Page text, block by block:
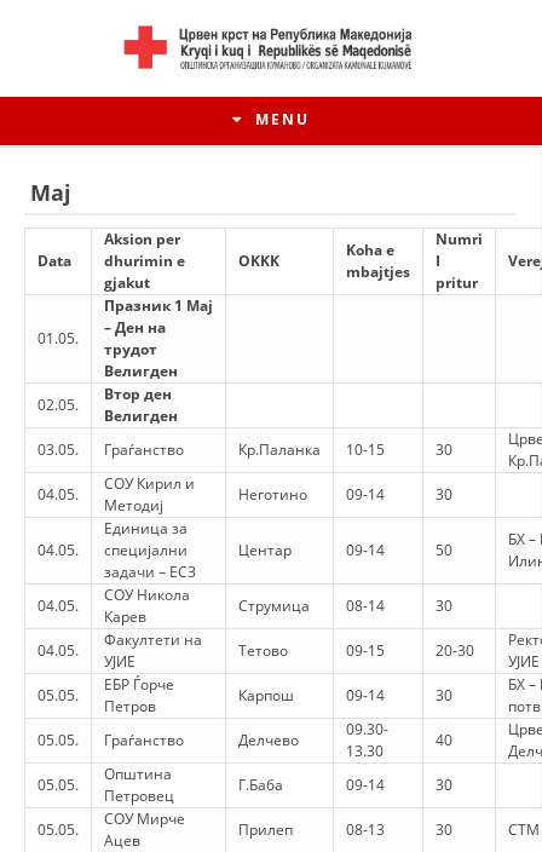
MENU
HISTORIA E LËVIZJES
HISTORIA E KRYQIT TË KUQ
STRUKTURA E ORGANIZATËS
KONTAKT INFORMACIONE
ANËTARËSIMI NË STRUKTURAT PROFESIONALE
LIGJI I KRYQIT TË KUQ
STATUTI I KRYQIT TË KUQ
Maj
Data
Aksion per
dhurimin e
gjakut
ОKKK
Koha e
mbajtjes
Numri
I
pritur
01.05.
Празник 1 Мај
– Ден на
трудот
Велигден
02.05.
Втор ден
Велигден
03.05.
Граѓанство Кр.Паланка 10-15 30
04.05.
СОУ Кирил и
Методиј
Неготино 09-14 30
04.05.
Единица за
специјални
задачи – ЕСЗ
Центар 09-14 50
БХ –
04.05.
СОУ Никола
Карев
Струмица 08-14 30
04.05.
Факултети на
УЈИЕ
Тетово 09-15 20-30
УЈИЕ
05.05.
ЕБР Ѓорче
Петров
Карпош 09-14 30
БХ –
05.05.
Граѓанство Делчево
09.30-
13.30
40
05.05.
Општина
Петровец
Г.Баба 09-14 30
05.05.
СОУ Мирче
Ацев
Прилеп 08-13 30 СТМ